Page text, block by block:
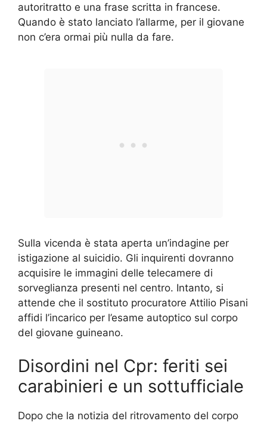
autoritratto e una frase scritta in francese.
Quando è stato lanciato l’allarme, per il giovane
non c’era ormai più nulla da fare.
Sulla vicenda è stata aperta un’indagine per
istigazione al suicidio. Gli inquirenti dovranno
acquisire le immagini delle telecamere di
sorveglianza presenti nel centro. Intanto, si
attende che il sostituto procuratore Attilio Pisani
affidi l’incarico per l’esame autoptico sul corpo
del giovane guineano.
Disordini nel Cpr: feriti sei
carabinieri e un sottufficiale
Dopo che la notizia del ritrovamento del corpo